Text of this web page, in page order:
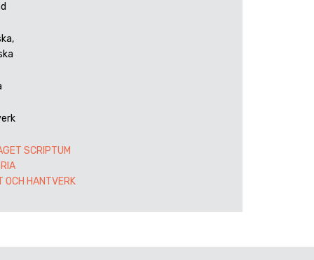
SCRIPTUM
OCH HANTVERK